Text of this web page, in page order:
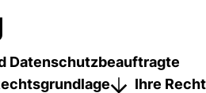
Datenschutzbeauftragte
Ihre